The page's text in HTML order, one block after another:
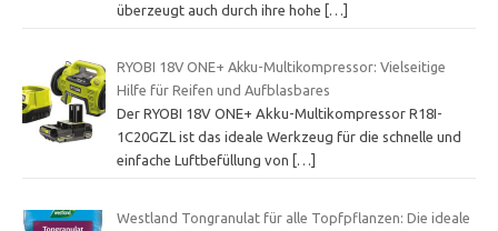
überzeugt auch durch ihre hohe […]
RYOBI 18V ONE+ Akku-Multikompressor: Vielseitige
Hilfe für Reifen und Aufblasbares
Der RYOBI 18V ONE+ Akku-Multikompressor R18I-
1C20GZL ist das ideale Werkzeug für die schnelle und
einfache Luftbefüllung von
[…]
Westland Tongranulat für alle Topfpflanzen: Die ideale